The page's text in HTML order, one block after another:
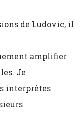
de Ludovic, il
amplifier
Je
interprètes